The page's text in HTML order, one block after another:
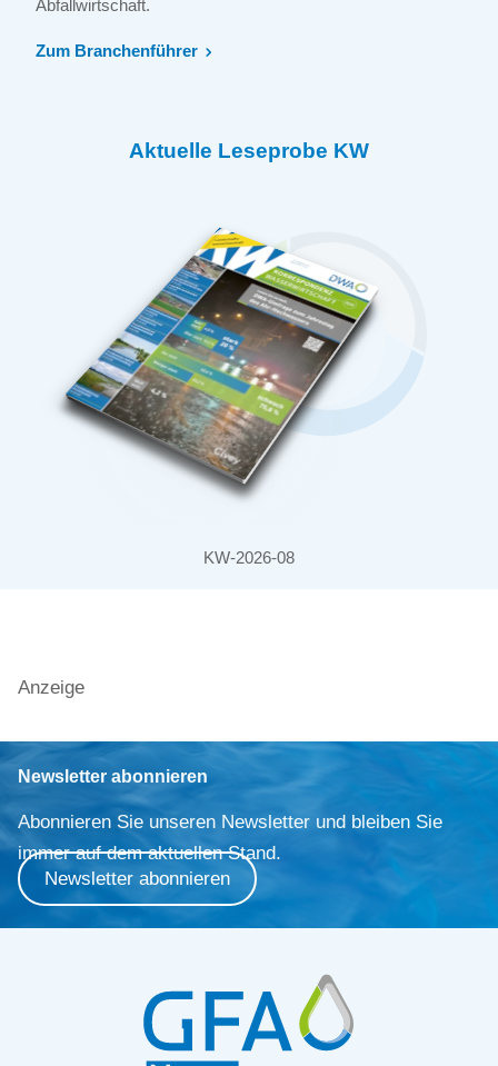
Abfallwirtschaft.
Zum Branchenführer
Aktuelle Leseprobe KW
KW-2026-08
Anzeige
Newsletter abonnieren
Abonnieren Sie unseren Newsletter und bleiben Sie
immer auf dem aktuellen Stand.
Newsletter abonnieren